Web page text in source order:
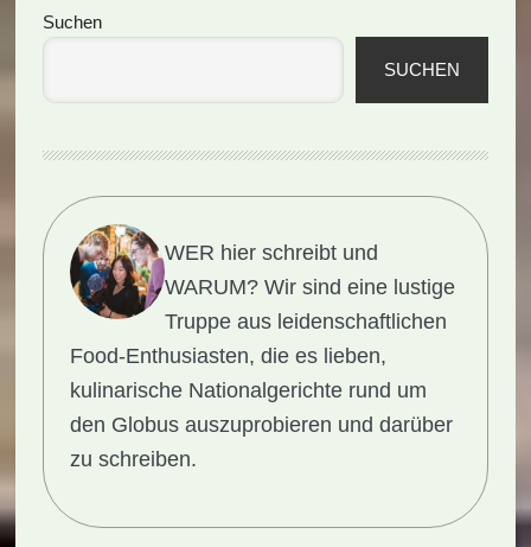
Seitenspalte
Suchen
SUCHEN
WER hier schreibt und
WARUM? Wir sind eine lustige
Truppe aus leidenschaftlichen
Food-Enthusiasten, die es lieben,
kulinarische Nationalgerichte rund um
den Globus auszuprobieren und darüber
zu schreiben.